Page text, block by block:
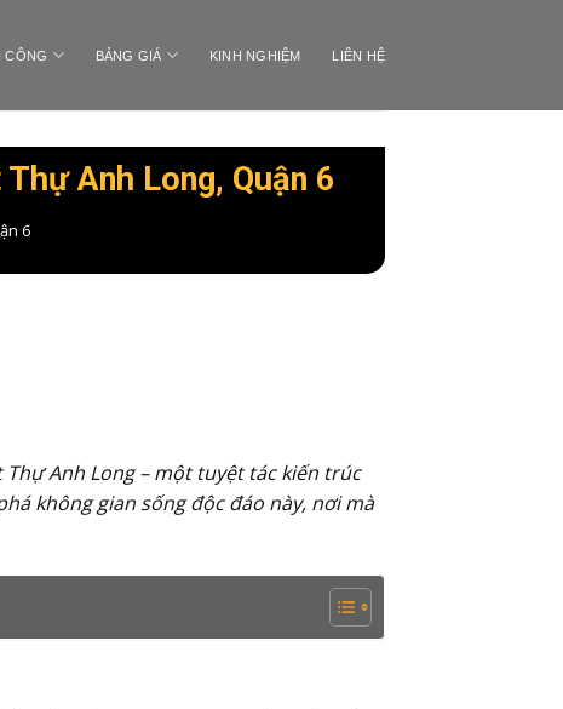
CÔNG BẢNG GIÁ KINH NGHIỆM LIÊN HỆ
Anh Long, Quận 6
6
Anh Long – một tuyệt tác kiến trúc
không gian sống độc đáo này, nơi mà